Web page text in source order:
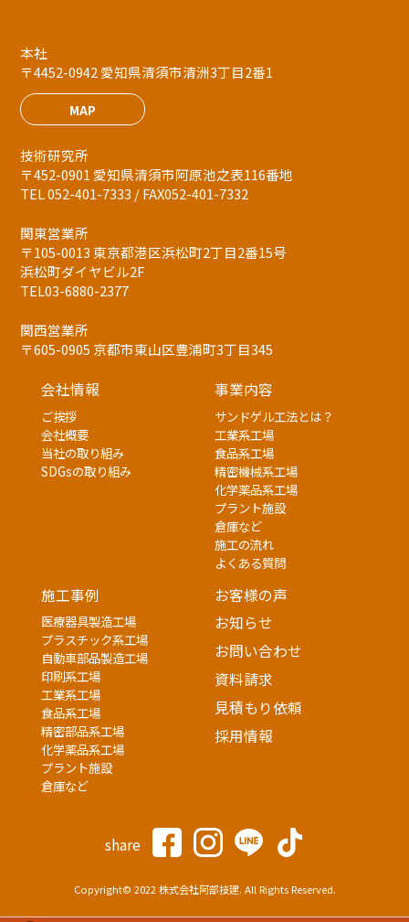
本社
〒4452-0942 愛知県清須市清洲3丁目2番1
MAP
技術研究所
〒452-0901 愛知県清須市阿原池之表116番地
TEL 052-401-7333 / FAX052-401-7332
関東営業所
〒105-0013 東京都港区浜松町2丁目2番15号
浜松町ダイヤビル2F
TEL03-6880-2377
関西営業所
〒605-0905 京都市東山区豊浦町3丁目345
会社情報
ご挨拶
会社概要
当社の取り組み
SDGsの取り組み
事業内容
サンドゲル工法とは？
工業系工場
食品系工場
精密機械系工場
化学薬品系工場
プラント施設
倉庫など
施工の流れ
よくある質問
施工事例
医療器具製造工場
プラスチック系工場
自動車部品製造工場
印刷系工場
工業系工場
食品系工場
精密部品系工場
化学薬品系工場
プラント施設
倉庫など
お客様の声
お知らせ
お問い合わせ
資料請求
見積もり依頼
採用情報
share
Copyright© 2022 株式会社阿部技建. All Rights Reserved.